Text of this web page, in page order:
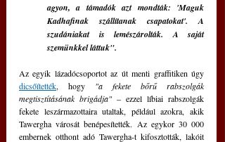
agyon, a támadók azt mondták: 'Maguk
Kadhafinak szállítanak csapatokat'. A
szudániakat is lemészárolták. A saját
szemünkkel láttuk".
dicsőítették, hogy "a fekete bőrű rabszolgák
megtisztításának brigádja" – ezzel líbiai rabszolgák
fekete leszármazottaira utaltak, például azokra, akik
Tawergha városát benépesítették. Az egykor 30 000
embernek otthont adó Tawergha-t kifosztották, lakóit